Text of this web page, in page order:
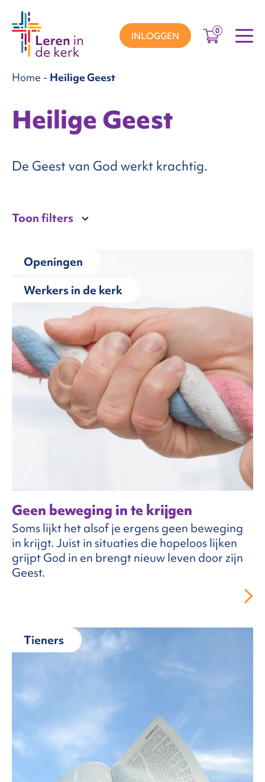
INLOGGEN 0
Home - Heilige Geest
Heilige Geest
De Geest van God werkt krachtig.
Toon filters
Openingen
Werkers in de kerk
Geen beweging in te krijgen
Soms lijkt het alsof je ergens geen beweging
in krijgt. Juist in situaties die hopeloos lijken
grijpt God in en brengt nieuw leven door zijn
Geest.
Tieners